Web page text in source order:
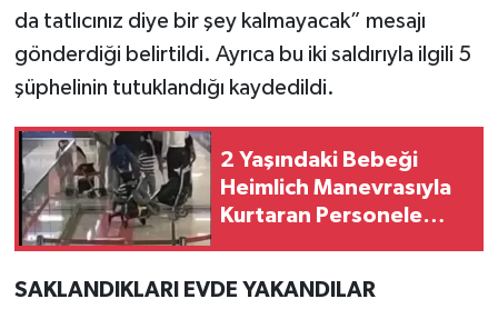
da tatlıcınız diye bir şey kalmayacak” mesajı
gönderdiği belirtildi. Ayrıca bu iki saldırıyla ilgili 5
şüphelinin tutuklandığı kaydedildi.
2 Yaşındaki Bebeği
Heimlich Manevrasıyla
Kurtaran Personele
SAKLANDIKLARI EVDE YAKANDILAR